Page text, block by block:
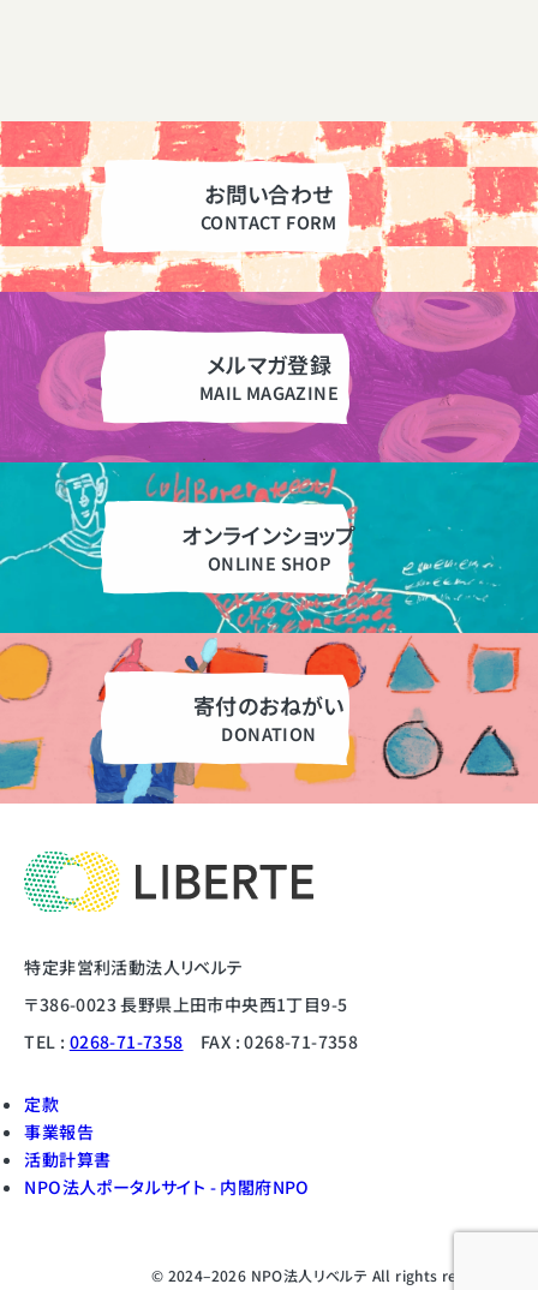
お問い合わせ
メルマガ登録
オンラインショップ
寄付のおねがい
特定非営利活動法人リベルテ
〒386-0023 長野県上田市中央西1丁目9-5
TEL : 0268-71-7358 FAX : 0268-71-7358
定款
事業報告
活動計算書
NPO法人ポータルサイト - 内閣府NPO
© 2024–2026 NPO法人リベルテ All rights reserved.